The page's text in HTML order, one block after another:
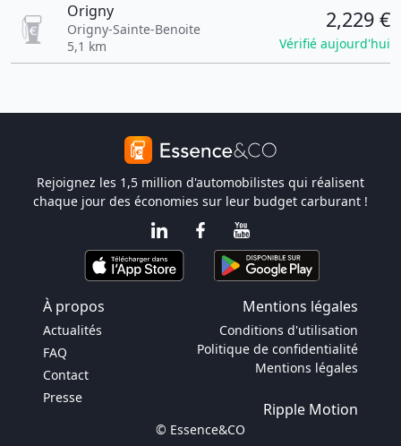
Origny
Origny-Sainte-Benoite
5,1 km
2,229 €
Vérifié aujourd'hui
Rejoignez les 1,5 million d'automobilistes qui réalisent
chaque jour des économies sur leur budget carburant !
À propos Mentions légales
Actualités
FAQ
Contact
Presse
Conditions d'utilisation
Politique de confidentialité
Mentions légales
Ripple Motion
© Essence&CO